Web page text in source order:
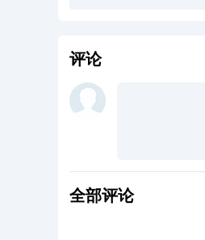
评论
全部评论